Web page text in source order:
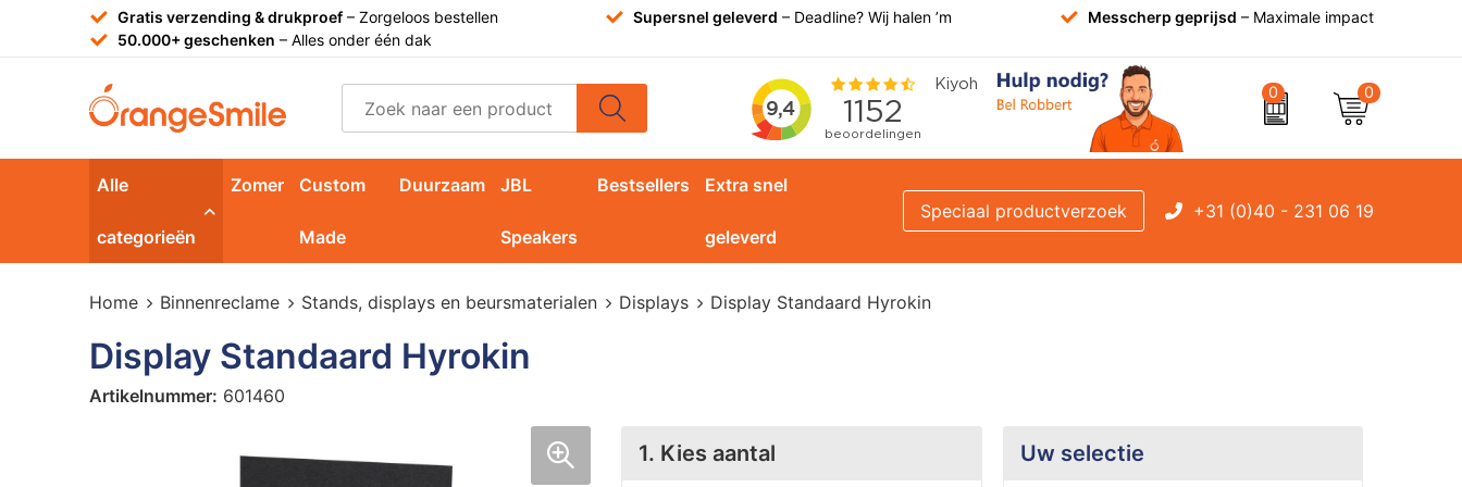
Gratis verzending & drukproef– Zorgeloos bestellen Supersnel geleverd – Deadline? Wij halen ’m Messcherp geprijsd – Maximale impact
50.000+ geschenken – Alles onder één dak
0 0
Alle
categorieën
Zomer Custom
Made
Duurzaam JBL
Speakers
Bestsellers Extra snel
geleverd
Speciaal productverzoek +31 (0)40 - 231 06 19
Home Binnenreclame Stands, displays en beursmaterialen Displays Display Standaard Hyrokin
Display Standaard Hyrokin
Artikelnummer: 601460
1. Kies aantal Uw selectie